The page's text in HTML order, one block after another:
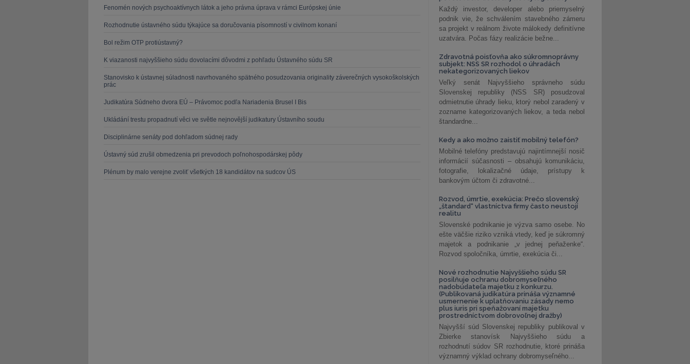
Fenomén nových psychoaktívnych látok a jeho právna úprava v rámci Európskej únie
Rozhodnutie ústavného súdu týkajúce sa doručovania písomností v civilnom konaní
Bol režim OTP protiústavný?
K viazanosti najvyššieho súdu dovolacími dôvodmi z pohľadu Ústavného súdu SR
Stanovisko k ústavnej súladnosti navrhovaného spätného posudzovania originality záverečných vysokoškolských
prác
Judikatúra Súdneho dvora EÚ – Právomoc podľa Nariadenia Brusel I Bis
Ukládání trestu propadnutí věci ve světle nejnovější judikatury Ústavního soudu
Disciplinárne senáty pod dohľadom súdnej rady
Ústavný súd zrušil obmedzenia pri prevodoch poľnohospodárskej pôdy
Plénum by malo verejne zvoliť všetkých 18 kandidátov na sudcov ÚS
Každý investor, developer alebo priemyselný
podnik vie, že schválením stavebného zámeru
sa projekt v reálnom živote málokedy definitívne
uzatvára. Počas fázy realizácie bežne...
Zdravotná poisťovňa ako súkromnoprávny
subjekt: NSS SR rozhodol o úhradách
nekategorizovaných liekov
Veľký senát Najvyššieho správneho súdu
Slovenskej republiky (NSS SR) posudzoval
odmietnutie úhrady lieku, ktorý nebol zaradený v
zozname kategorizovaných liekov, a teda nebol
štandardne...
Kedy a ako možno zaistiť mobilný telefón?
Mobilné telefóny predstavujú najintímnejší nosič
informácií súčasnosti – obsahujú komunikáciu,
fotografie, lokalizačné údaje, prístupy k
bankovým účtom či zdravotné...
Rozvod, úmrtie, exekúcia: Prečo slovenský
„štandard“ vlastníctva firmy často neustojí
realitu
Slovenské podnikanie je výzva samo osebe. No
ešte väčšie riziko vzniká vtedy, keď je súkromný
majetok a podnikanie „v jednej peňaženke“.
Rozvod spoločníka, úmrtie, exekúcia či...
Nové rozhodnutie Najvyššieho súdu SR
posilňuje ochranu dobromyseľného
nadobúdateľa majetku z konkurzu.
(Publikovaná judikatúra prináša významné
usmernenie k uplatňovaniu zásady nemo
plus iuris pri speňažovaní majetku
prostredníctvom dobrovoľnej dražby)
Najvyšší súd Slovenskej republiky publikoval v
Zbierke stanovísk Najvyššieho súdu a
rozhodnutí súdov SR rozhodnutie, ktoré prináša
významný výklad ochrany dobromyseľného...